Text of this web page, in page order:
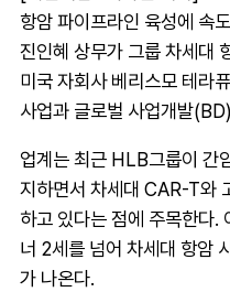
항암 파이프라인 육성에 속
진인혜 상무가 그룹 차세대
미국 자회사 베리스모 테라
사업과 글로벌 사업개발
업계는 최근 HLB그룹이 간
지하면서 차세대 CAR-T와
하고 있다는 점에 주목한다.
너 2세를 넘어 차세대 항암
가 나온다.